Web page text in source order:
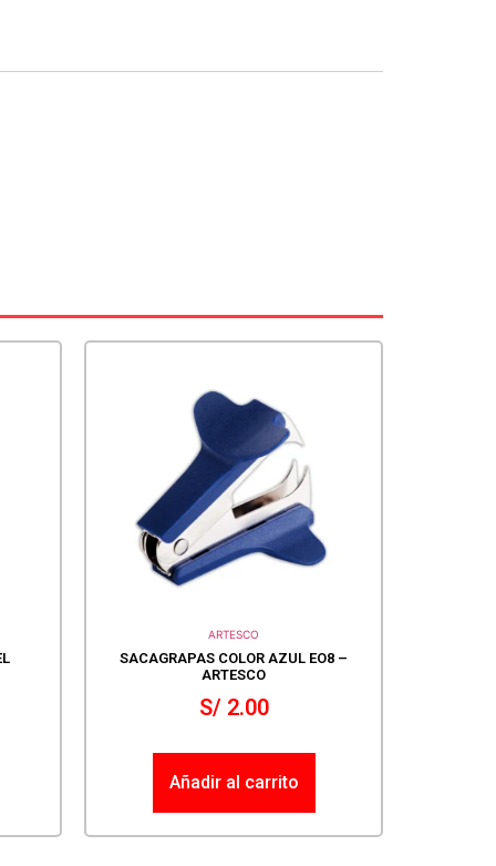
ARTESCO
SACAGRAPAS COLOR AZUL EO8 –
ARTESCO
S/2.00
Añadir al carrito